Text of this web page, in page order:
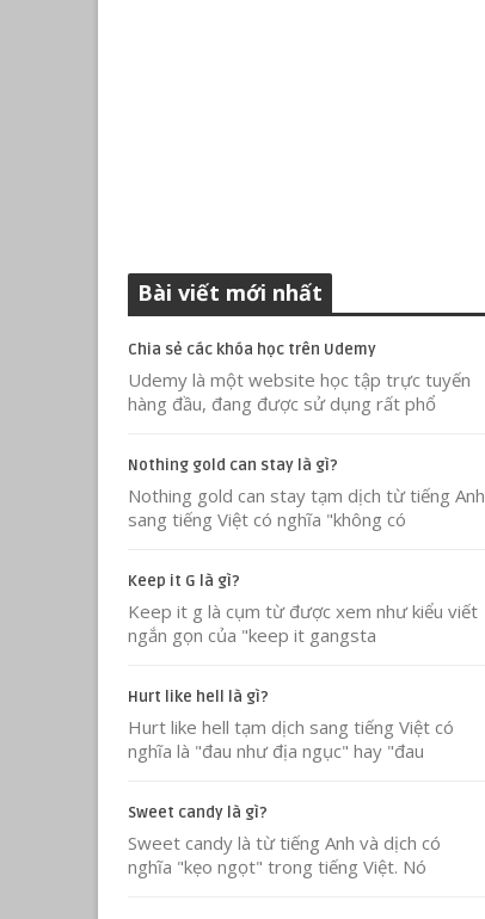
Bài viết mới nhất
Chia sẻ các khóa học trên Udemy
Udemy là một website học tập trực tuyến
hàng đầu, đang được sử dụng rất phổ
Nothing gold can stay là gì?
Nothing gold can stay tạm dịch từ tiếng Anh
sang tiếng Việt có nghĩa "không có
Keep it G là gì?
Keep it g là cụm từ được xem như kiểu viết
ngắn gọn của "keep it gangsta
Hurt like hell là gì?
Hurt like hell tạm dịch sang tiếng Việt có
nghĩa là "đau như địa ngục" hay "đau
Sweet candy là gì?
Sweet candy là từ tiếng Anh và dịch có
nghĩa "kẹo ngọt" trong tiếng Việt. Nó